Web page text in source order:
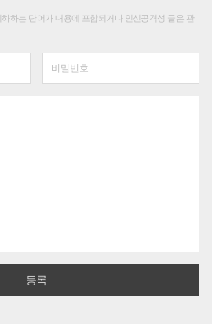
하는 단어가 내용에 포함되거나 인신공격성 글은 관